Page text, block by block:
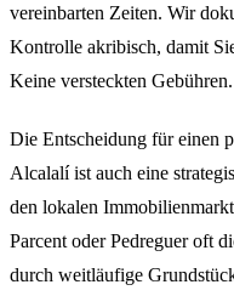
vereinbarten Zeiten. Wir
Kontrolle akribisch, damit
Keine versteckten
Die Entscheidung für einen
Alcalalí ist auch eine
den lokalen
Parcent oder Pedreguer oft
durch weitläufige